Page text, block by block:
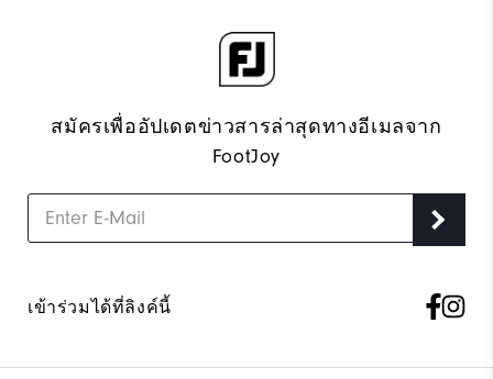
สมัครเพื่ออัปเดตข่าวสารล่าสุดทางอีเมลจาก
FootJoy
เข้าร่วมได้ที่ลิงค์นี้